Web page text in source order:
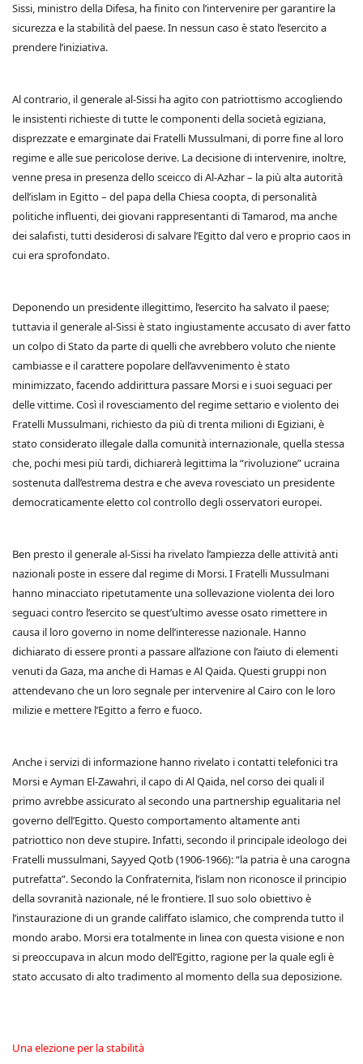
Sissi, ministro della Difesa, ha finito con l’intervenire per garantire la
sicurezza e la stabilità del paese. In nessun caso è stato l’esercito a
prendere l’iniziativa.
Al contrario, il generale al-Sissi ha agito con patriottismo accogliendo
le insistenti richieste di tutte le componenti della società egiziana,
disprezzate e emarginate dai Fratelli Mussulmani, di porre fine al loro
regime e alle sue pericolose derive. La decisione di intervenire, inoltre,
venne presa in presenza dello sceicco di Al-Azhar – la più alta autorità
dell’islam in Egitto – del papa della Chiesa coopta, di personalità
politiche influenti, dei giovani rappresentanti di Tamarod, ma anche
dei salafisti, tutti desiderosi di salvare l’Egitto dal vero e proprio caos in
cui era sprofondato.
Deponendo un presidente illegittimo, l’esercito ha salvato il paese;
tuttavia il generale al-Sissi è stato ingiustamente accusato di aver fatto
un colpo di Stato da parte di quelli che avrebbero voluto che niente
cambiasse e il carattere popolare dell’avvenimento è stato
minimizzato, facendo addirittura passare Morsi e i suoi seguaci per
delle vittime. Così il rovesciamento del regime settario e violento dei
Fratelli Mussulmani, richiesto da più di trenta milioni di Egiziani, è
stato considerato illegale dalla comunità internazionale, quella stessa
che, pochi mesi più tardi, dichiarerà legittima la “rivoluzione” ucraina
sostenuta dall’estrema destra e che aveva rovesciato un presidente
democraticamente eletto col controllo degli osservatori europei.
Ben presto il generale al-Sissi ha rivelato l’ampiezza delle attività anti
nazionali poste in essere dal regime di Morsi. I Fratelli Mussulmani
hanno minacciato ripetutamente una sollevazione violenta dei loro
seguaci contro l’esercito se quest’ultimo avesse osato rimettere in
causa il loro governo in nome dell’interesse nazionale. Hanno
dichiarato di essere pronti a passare all’azione con l’aiuto di elementi
venuti da Gaza, ma anche di Hamas e Al Qaida. Questi gruppi non
attendevano che un loro segnale per intervenire al Cairo con le loro
milizie e mettere l’Egitto a ferro e fuoco.
Anche i servizi di informazione hanno rivelato i contatti telefonici tra
Morsi e Ayman El-Zawahri, il capo di Al Qaida, nel corso dei quali il
primo avrebbe assicurato al secondo una partnership egualitaria nel
governo dell’Egitto. Questo comportamento altamente anti
patriottico non deve stupire. Infatti, secondo il principale ideologo dei
Fratelli mussulmani, Sayyed Qotb (1906-1966): “la patria è una carogna
putrefatta”. Secondo la Confraternita, l’islam non riconosce il principio
della sovranità nazionale, né le frontiere. Il suo solo obiettivo è
l’instaurazione di un grande califfato islamico, che comprenda tutto il
mondo arabo. Morsi era totalmente in linea con questa visione e non
si preoccupava in alcun modo dell’Egitto, ragione per la quale egli è
stato accusato di alto tradimento al momento della sua deposizione.
Una elezione per la stabilità